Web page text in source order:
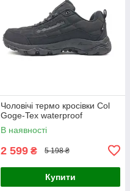
Чоловічі термо кросівки Col
Goge-Tex waterproof
В наявності
2 599 ₴ 5 198 ₴
Купити